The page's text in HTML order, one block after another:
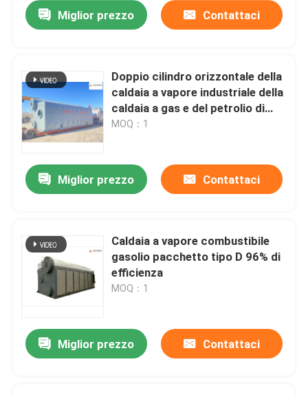
Miglior prezzo Contattaci
Doppio cilindro orizzontale della
caldaia a vapore industriale della
caldaia a gas e del petrolio di
tipo D
MOQ：1
Miglior prezzo Contattaci
Caldaia a vapore combustibile
gasolio pacchetto tipo D 96% di
efficienza
MOQ：1
Miglior prezzo Contattaci